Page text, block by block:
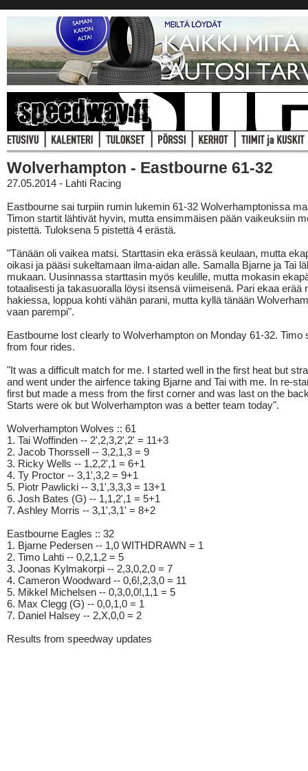
Wolverhampton - Eastbourne 61-32
27.05.2014 - Lahti Racing
Eastbourne sai turpiin rumin lukemin 61-32 Wolverhamptonissa
Timon startit lähtivät hyvin, mutta ensimmäisen pään vaikeuksiin
pistettä. Tuloksena 5 pistettä 4 erästä.
"Tänään oli vaikea matsi. Starttasin eka erässä keulaan, mutta
oikasi ja pääsi sukeltamaan ilma-aidan alle. Samalla Bjarne ja Tai
mukaan. Uusinnassa starttasin myös keulille, mutta mokasin
totaalisesti ja takasuoralla löysi itsensä viimeisenä. Pari ekaa erää
hakiessa, loppua kohti vähän parani, mutta kyllä tänään
vaan parempi".
Eastbourne lost clearly to Wolverhampton on Monday 61-32. Timo
from four rides.
"It was a difficult match for me. I started well in the first heat but
and went under the airfence taking Bjarne and Tai with me. In re-
first but made a mess from the first corner and was last on the
Starts were ok but Wolverhampton was a better team today".
Wolverhampton Wolves :: 61
1. Tai Woffinden -- 2',2,3,2',2' = 11+3
2. Jacob Thorssell -- 3,2,1,3 = 9
3. Ricky Wells -- 1,2,2',1 = 6+1
4. Ty Proctor -- 3,1',3,2 = 9+1
5. Piotr Pawlicki -- 3,1',3,3,3 = 13+1
6. Josh Bates (G) -- 1,1,2',1 = 5+1
7. Ashley Morris -- 3,1',3,1' = 8+2
Eastbourne Eagles :: 32
1. Bjarne Pedersen -- 1,0 WITHDRAWN = 1
2. Timo Lahti -- 0,2,1,2 = 5
3. Joonas Kylmakorpi -- 2,3,0,2,0 = 7
4. Cameron Woodward -- 0,6!,2,3,0 = 11
5. Mikkel Michelsen -- 0,3,0,0!,1,1 = 5
6. Max Clegg (G) -- 0,0,1,0 = 1
7. Daniel Halsey -- 2,X,0,0 = 2
Results from speedway updates